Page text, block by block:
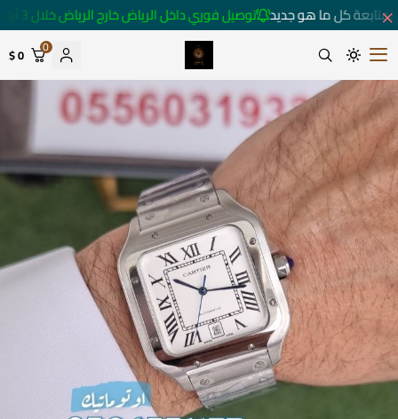
كل ما هو جديد توصيل فوري داخل الرياض خارج الرياض خلال 3 أيام 🚚
متجر ساعات رومانس
0
0 $